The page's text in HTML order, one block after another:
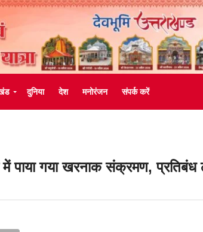
दुनिया देश मनोरंजन संपर्क करें
पाया गया खरनाक संक्रमण,